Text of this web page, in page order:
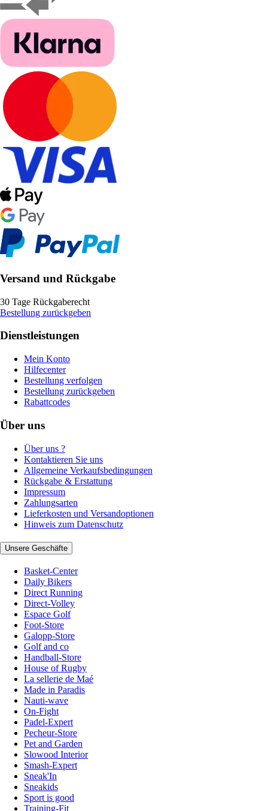
Versand und Rückgabe
30 Tage Rückgaberecht
Bestellung zurückgeben
Dienstleistungen
Mein Konto
Hilfecenter
Bestellung verfolgen
Bestellung zurückgeben
Rabattcodes
Über uns
Über uns ?
Kontaktieren Sie uns
Allgemeine Verkaufsbedingungen
Rückgabe & Erstattung
Impressum
Zahlungsarten
Lieferkosten und Versandoptionen
Hinweis zum Datenschutz
Unsere Geschäfte
Basket-Center
Daily Bikers
Direct Running
Direct-Volley
Espace Golf
Foot-Store
Galopp-Store
Golf and co
Handball-Store
House of Rugby
La sellerie de Maé
Made in Paradis
Nauti-wave
On-Fight
Padel-Expert
Pecheur-Store
Pet and Garden
Slowood Interior
Smash-Expert
Sneak'In
Sneakids
Sport is good
Training-Fit